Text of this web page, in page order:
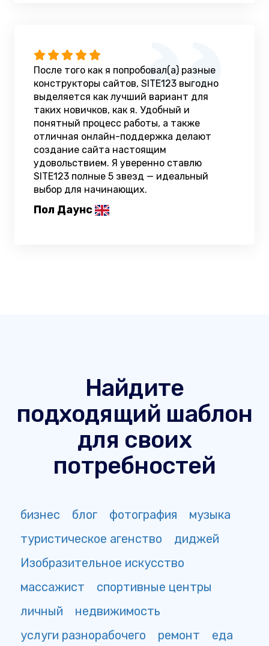
После того как я попробовал(а) разные
конструкторы сайтов, SITE123 выгодно
выделяется как лучший вариант для
таких новичков, как я. Удобный и
понятный процесс работы, а также
отличная онлайн-поддержка делают
создание сайта настоящим
удовольствием. Я уверенно ставлю
SITE123 полные 5 звезд — идеальный
выбор для начинающих.
Пол Даунс
Найдите
подходящий шаблон
для своих
потребностей
бизнес блог фотография
музыка
туристическое агенство
диджей
Изобразительное искусство
массажист
спортивные центры
личный
недвижимость
услуги разнорабочего
ремонт
еда